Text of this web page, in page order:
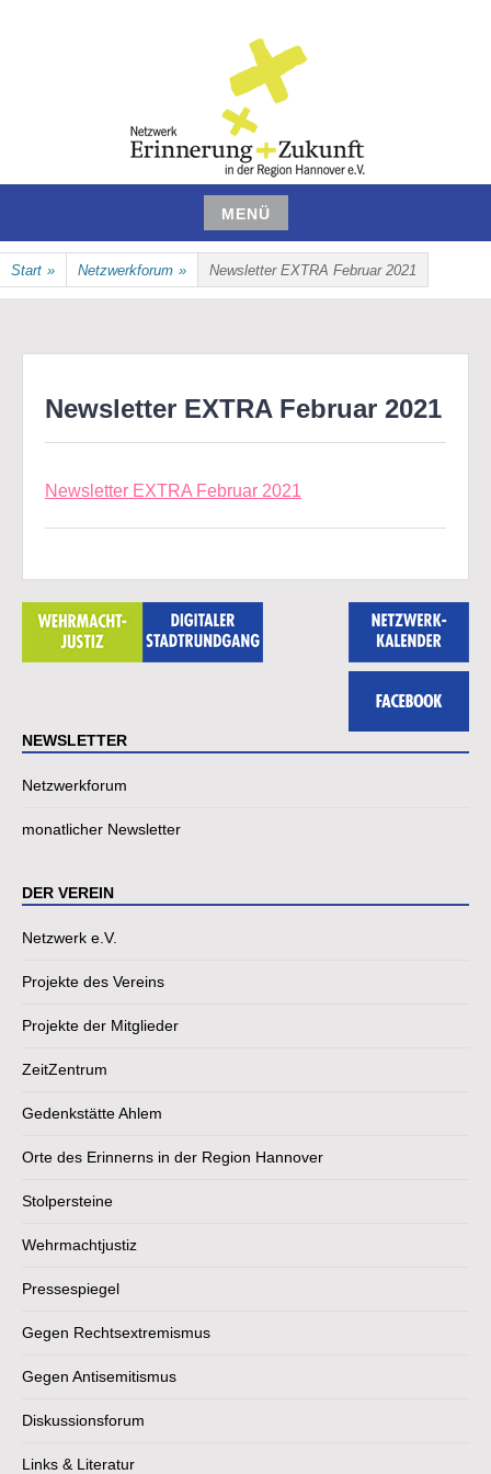
NETZWERK ERINNERUNG UND
ZUKUNFT IN DER REGION
HANNOVER E.V.
MENÜ
Zum
Inhalt
springen
Start » Netzwerkforum » Newsletter EXTRA Februar 2021
Newsletter EXTRA Februar 2021
Newsletter EXTRA Februar 2021
NEWSLETTER
Netzwerkforum
monatlicher Newsletter
DER VEREIN
Netzwerk e.V.
Projekte des Vereins
Projekte der Mitglieder
ZeitZentrum
Gedenkstätte Ahlem
Orte des Erinnerns in der Region Hannover
Stolpersteine
Wehrmachtjustiz
Pressespiegel
Gegen Rechtsextremismus
Gegen Antisemitismus
Diskussionsforum
Links & Literatur